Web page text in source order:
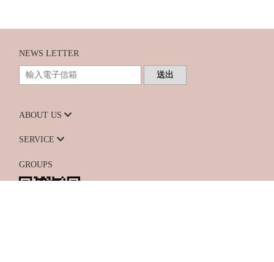
NEWS LETTER
送出
ABOUT US
SERVICE
GROUPS